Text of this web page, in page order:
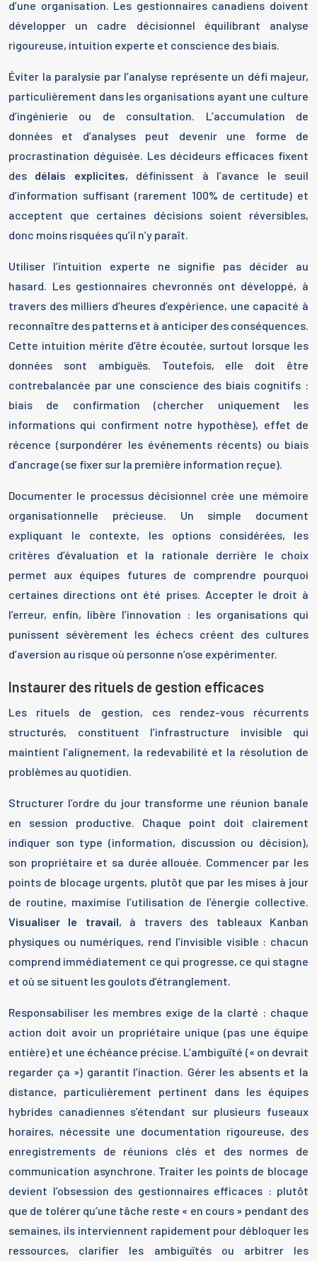
d’une organisation. Les gestionnaires canadiens doivent
développer un cadre décisionnel équilibrant analyse
rigoureuse, intuition experte et conscience des biais.
Éviter la paralysie par l’analyse représente un défi majeur,
particulièrement dans les organisations ayant une culture
d’ingénierie ou de consultation. L’accumulation de
données et d’analyses peut devenir une forme de
procrastination déguisée. Les décideurs efficaces fixent
des délais explicites, définissent à l’avance le seuil
d’information suffisant (rarement 100% de certitude) et
acceptent que certaines décisions soient réversibles,
donc moins risquées qu’il n’y paraît.
Utiliser l’intuition experte ne signifie pas décider au
hasard. Les gestionnaires chevronnés ont développé, à
travers des milliers d’heures d’expérience, une capacité à
reconnaître des patterns et à anticiper des conséquences.
Cette intuition mérite d’être écoutée, surtout lorsque les
données sont ambiguës. Toutefois, elle doit être
contrebalancée par une conscience des biais cognitifs :
biais de confirmation (chercher uniquement les
informations qui confirment notre hypothèse), effet de
récence (surpondérer les événements récents) ou biais
d’ancrage (se fixer sur la première information reçue).
Documenter le processus décisionnel crée une mémoire
organisationnelle précieuse. Un simple document
expliquant le contexte, les options considérées, les
critères d’évaluation et la rationale derrière le choix
permet aux équipes futures de comprendre pourquoi
certaines directions ont été prises. Accepter le droit à
l’erreur, enfin, libère l’innovation : les organisations qui
punissent sévèrement les échecs créent des cultures
d’aversion au risque où personne n’ose expérimenter.
Instaurer des rituels de gestion efficaces
Les rituels de gestion, ces rendez-vous récurrents
structurés, constituent l’infrastructure invisible qui
maintient l’alignement, la redevabilité et la résolution de
problèmes au quotidien.
Structurer l’ordre du jour transforme une réunion banale
en session productive. Chaque point doit clairement
indiquer son type (information, discussion ou décision),
son propriétaire et sa durée allouée. Commencer par les
points de blocage urgents, plutôt que par les mises à jour
de routine, maximise l’utilisation de l’énergie collective.
Visualiser le travail, à travers des tableaux Kanban
physiques ou numériques, rend l’invisible visible : chacun
comprend immédiatement ce qui progresse, ce qui stagne
et où se situent les goulots d’étranglement.
Responsabiliser les membres exige de la clarté : chaque
action doit avoir un propriétaire unique (pas une équipe
entière) et une échéance précise. L’ambiguïté (« on devrait
regarder ça ») garantit l’inaction. Gérer les absents et la
distance, particulièrement pertinent dans les équipes
hybrides canadiennes s’étendant sur plusieurs fuseaux
horaires, nécessite une documentation rigoureuse, des
enregistrements de réunions clés et des normes de
communication asynchrone. Traiter les points de blocage
devient l’obsession des gestionnaires efficaces : plutôt
que de tolérer qu’une tâche reste « en cours » pendant des
semaines, ils interviennent rapidement pour débloquer les
ressources, clarifier les ambiguïtés ou arbitrer les